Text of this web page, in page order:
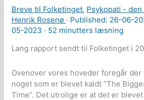
Breve til Folketinget, Psykopati -
Henrik Rosenø · Published: 26-06-
05-2023 · 52 minutters læsning
Lang rapport sendt til Folketinget i
Ovenover vores hoveder foregår
noget som er blevet kaldt ”The
Time”. Det utrolige er at det er